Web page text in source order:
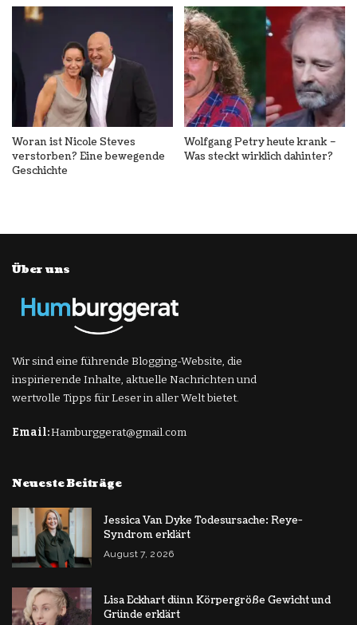
Woran ist Nicole Steves
verstorben? Eine bewegende
Geschichte
Wolfgang Petry heute krank –
Was steckt wirklich dahinter?
Über uns
Wir sind eine führende Blogging-Website, die
inspirierende Inhalte, aktuelle Nachrichten und
wertvolle Tipps für Leser in aller Welt bietet.
Email:Hamburggerat@gmail.com
Neueste Beiträge
Jessica Van Dyke Todesursache: Reye-
Syndrom erklärt
August 7, 2026
Lisa Eckhart dünn Körpergröße Gewicht und
Gründe erklärt